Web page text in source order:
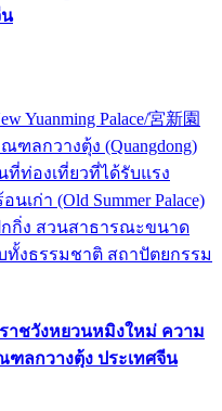
น
Yuanming Palace/宮新園
ฑลกวางตุ้ง (Quangdong)
ที่ท่องเที่ยวที่ได้รับแรง
ก่า (Old Summer Palace)
กิ่ง สวนสาธารณะขนาด
งธรรมชาติ สถาปัตยกรรม
ราชวังหยวนหมิงใหม่ ความ
ลกวางตุ้ง ประเทศจีน